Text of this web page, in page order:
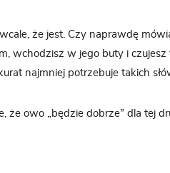
że jest. Czy naprawdę
wchodzisz w jego buty i
najmniej potrzebuje takich
że owo „będzie dobrze” dla tej